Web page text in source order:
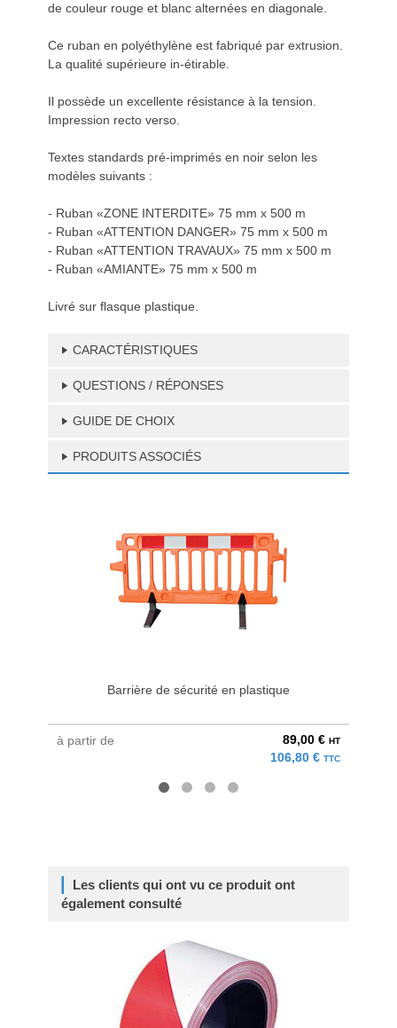
de couleur rouge et blanc alternées en diagonale.
Ce ruban en polyéthylène est fabriqué par extrusion.
La qualité supérieure in-étirable.
Il possède un excellente résistance à la tension.
Impression recto verso.
Textes standards pré-imprimés en noir selon les
modèles suivants :
- Ruban «ZONE INTERDITE» 75 mm x 500 m
- Ruban «ATTENTION DANGER» 75 mm x 500 m
- Ruban «ATTENTION TRAVAUX» 75 mm x 500 m
- Ruban «AMIANTE» 75 mm x 500 m
Livré sur flasque plastique.
CARACTÉRISTIQUES
QUESTIONS / RÉPONSES
GUIDE DE CHOIX
PRODUITS ASSOCIÉS
Barrière de sécurité en plastique
à partir de 89,00 € HT
106,80 € TTC
Les clients qui ont vu ce produit ont
également consulté